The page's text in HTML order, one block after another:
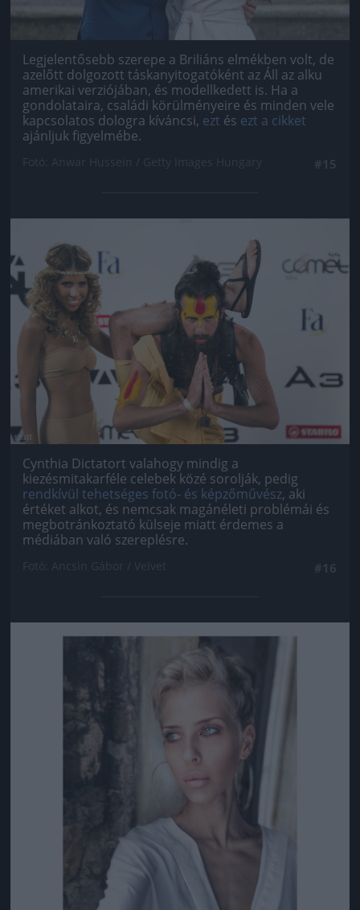
Legjelentősebb szerepe a Briliáns elmékben volt, de
azelőtt dolgozott táskanyitogatóként az Áll az alku
amerikai verziójában, és modellkedett is. Ha a
gondolataira, családi körülményeire és minden vele
kapcsolatos dologra kíváncsi, ezt és ezt a cikket
ajánljuk figyelmébe.
Cynthia Dictatort valahogy mindig a
kiezésmitakarféle celebek közé sorolják, pedig
rendkívül tehetséges fotó- és képzőművész, aki
értéket alkot, és nemcsak magánéleti problémái és
megbotránkoztató külseje miatt érdemes a
médiában való szereplésre.
Jön még kép!